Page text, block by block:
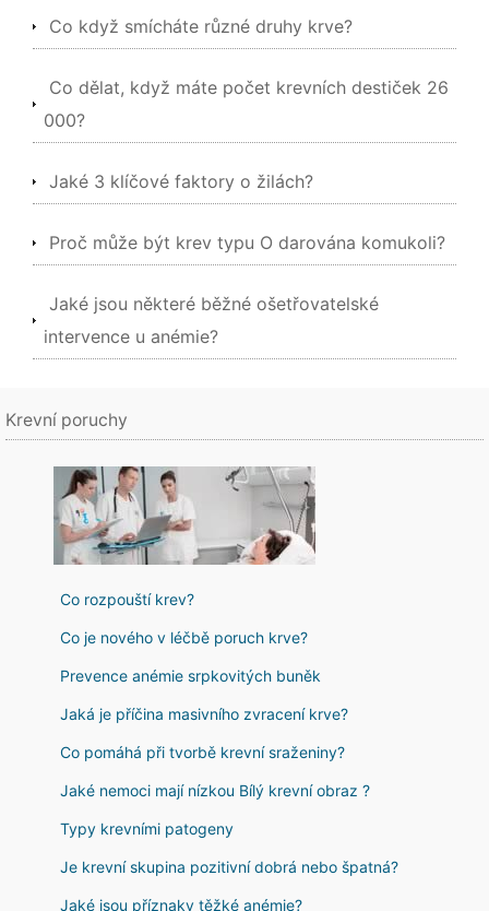
Co když smícháte různé druhy krve?
Co dělat, když máte počet krevních destiček 26
000?
Jaké 3 klíčové faktory o žilách?
Proč může být krev typu O darována komukoli?
Jaké jsou některé běžné ošetřovatelské
intervence u anémie?
Krevní poruchy
Co rozpouští krev?
Co je nového v léčbě poruch krve?
Prevence anémie srpkovitých buněk
Jaká je příčina masivního zvracení krve?
Co pomáhá při tvorbě krevní sraženiny?
Jaké nemoci mají nízkou Bílý krevní obraz ?
Typy krevními patogeny
Je krevní skupina pozitivní dobrá nebo špatná?
Jaké jsou příznaky těžké anémie?